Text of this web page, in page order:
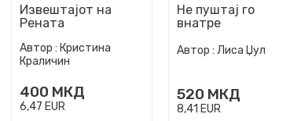
Извештајот на
Рената
Автор : Кристина
Краличин
400 МКД
6,47 EUR
Не пуштај го
внатре
Автор : Лиса Џул
520 МКД
8,41 EUR